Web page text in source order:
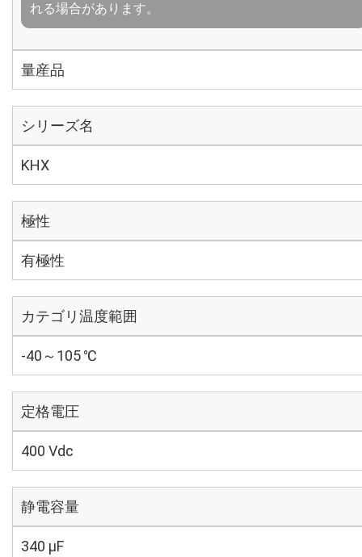
れる場合があります。
量産品
シリーズ名
KHX
極性
有極性
カテゴリ温度範囲
-40～105 ℃
定格電圧
400 Vdc
静電容量
340 µF